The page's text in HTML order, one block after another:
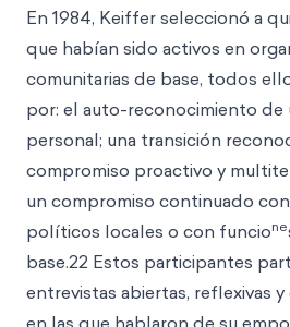
En 1984, Keiffer seleccionó a
que habían sido activos en
comunitarias de base, todos
por: el auto-reconocimiento de
personal; una transición
compromiso proactivo y
un compromiso continuado
políticos locales o con funcione
base.22 Estos participantes
entrevistas abiertas, reflexivas